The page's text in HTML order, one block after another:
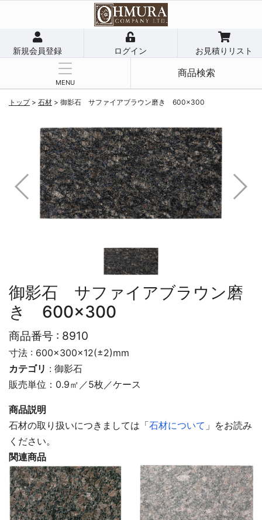
新規会員登録 ログイン お見積りリスト
MENU
商品検索
トップ> 石材 > 御影石 サファイアブラウン磨き 600×300
御影石 サファイアブラウン磨
き 600×300
商品番号 : 8910
寸法 : 600×300×12(±2)mm
カテゴリ : 御影石
販売単位：0.9㎡／5枚／ケース
商品説明
石材の取り扱いにつきましては「石材について 」をお読み
ください。
関連商品